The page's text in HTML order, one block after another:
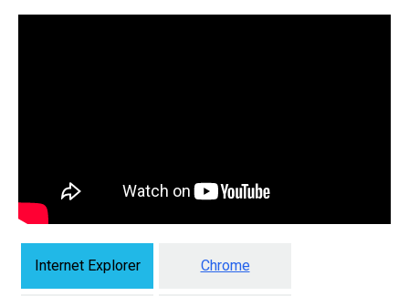
Internet Explorer Chrome